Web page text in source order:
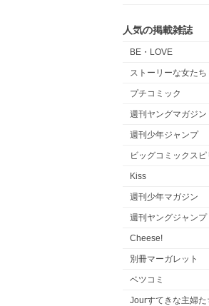
人気の掲載雑誌
BE・LOVE
ストーリーな女たち
プチコミック
週刊ヤングマガジン
週刊少年ジャンプ
ビッグコミックスピ
Kiss
週刊少年マガジン
週刊ヤングジャンプ
Cheese!
別冊マーガレット
ベツコミ
Jourすてきな主婦た